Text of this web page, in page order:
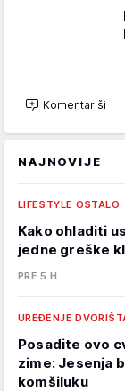
Komentariši
NAJNOVIJE
LIFESTYLE OSTALO
Kako ohladiti
jedne greške
PRE 5 H
UREĐENJE
Posadite ovo
zime: Jesenja
komšiluku